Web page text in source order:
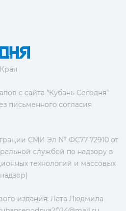
с сайта "Кубань Сегодня"
письменного согласия
СМИ Эл № ФС77-72910 от
службой по надзору в
технологий и массовых
издания: Лата Людмила